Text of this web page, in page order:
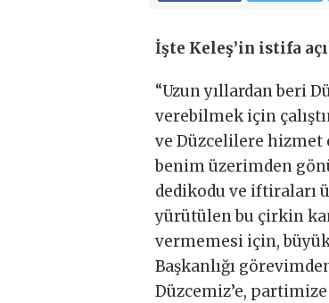
İşte Keleş’in istifa
“Uzun yıllardan beri
verebilmek için
ve Düzcelilere hizmet
benim üzerimden
dedikodu ve iftiraları
yürütülen bu çirkin
vermemesi için,
Başkanlığı
Düzcemiz’e,